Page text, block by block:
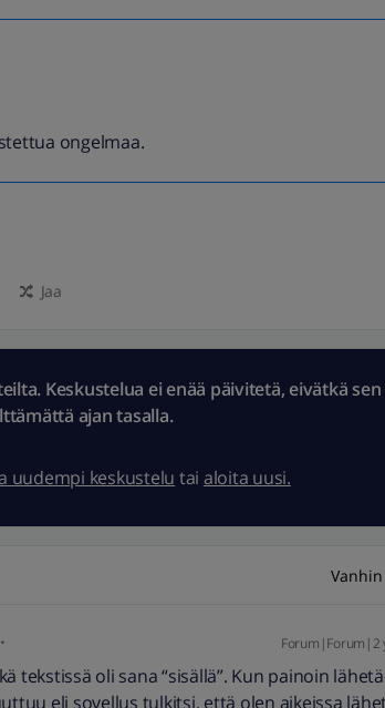
ongelmaa.
Jaa
Keskustelua ei enää päivitetä, eivätkä
ajan tasalla.
uudempi keskustelu tai aloita uusi.
Forum|Forum|2
tekstissä oli sana “sisällä”. Kun painoin
eli sovellus tulkitsi, että olen aikeissa